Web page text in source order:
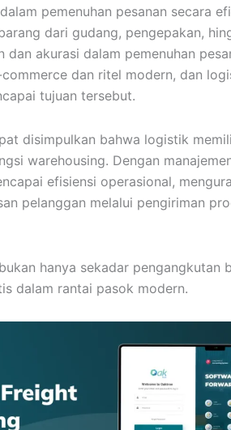
pemenuhan pesanan secara
dari gudang, pengepakan,
dan akurasi dalam pemenuhan
dan ritel modern, dan
tujuan tersebut.
disimpulkan bahwa logistik
warehousing. Dengan
efisiensi operasional,
pelanggan melalui pengiriman
hanya sekadar pengangkutan
dalam rantai pasok modern.